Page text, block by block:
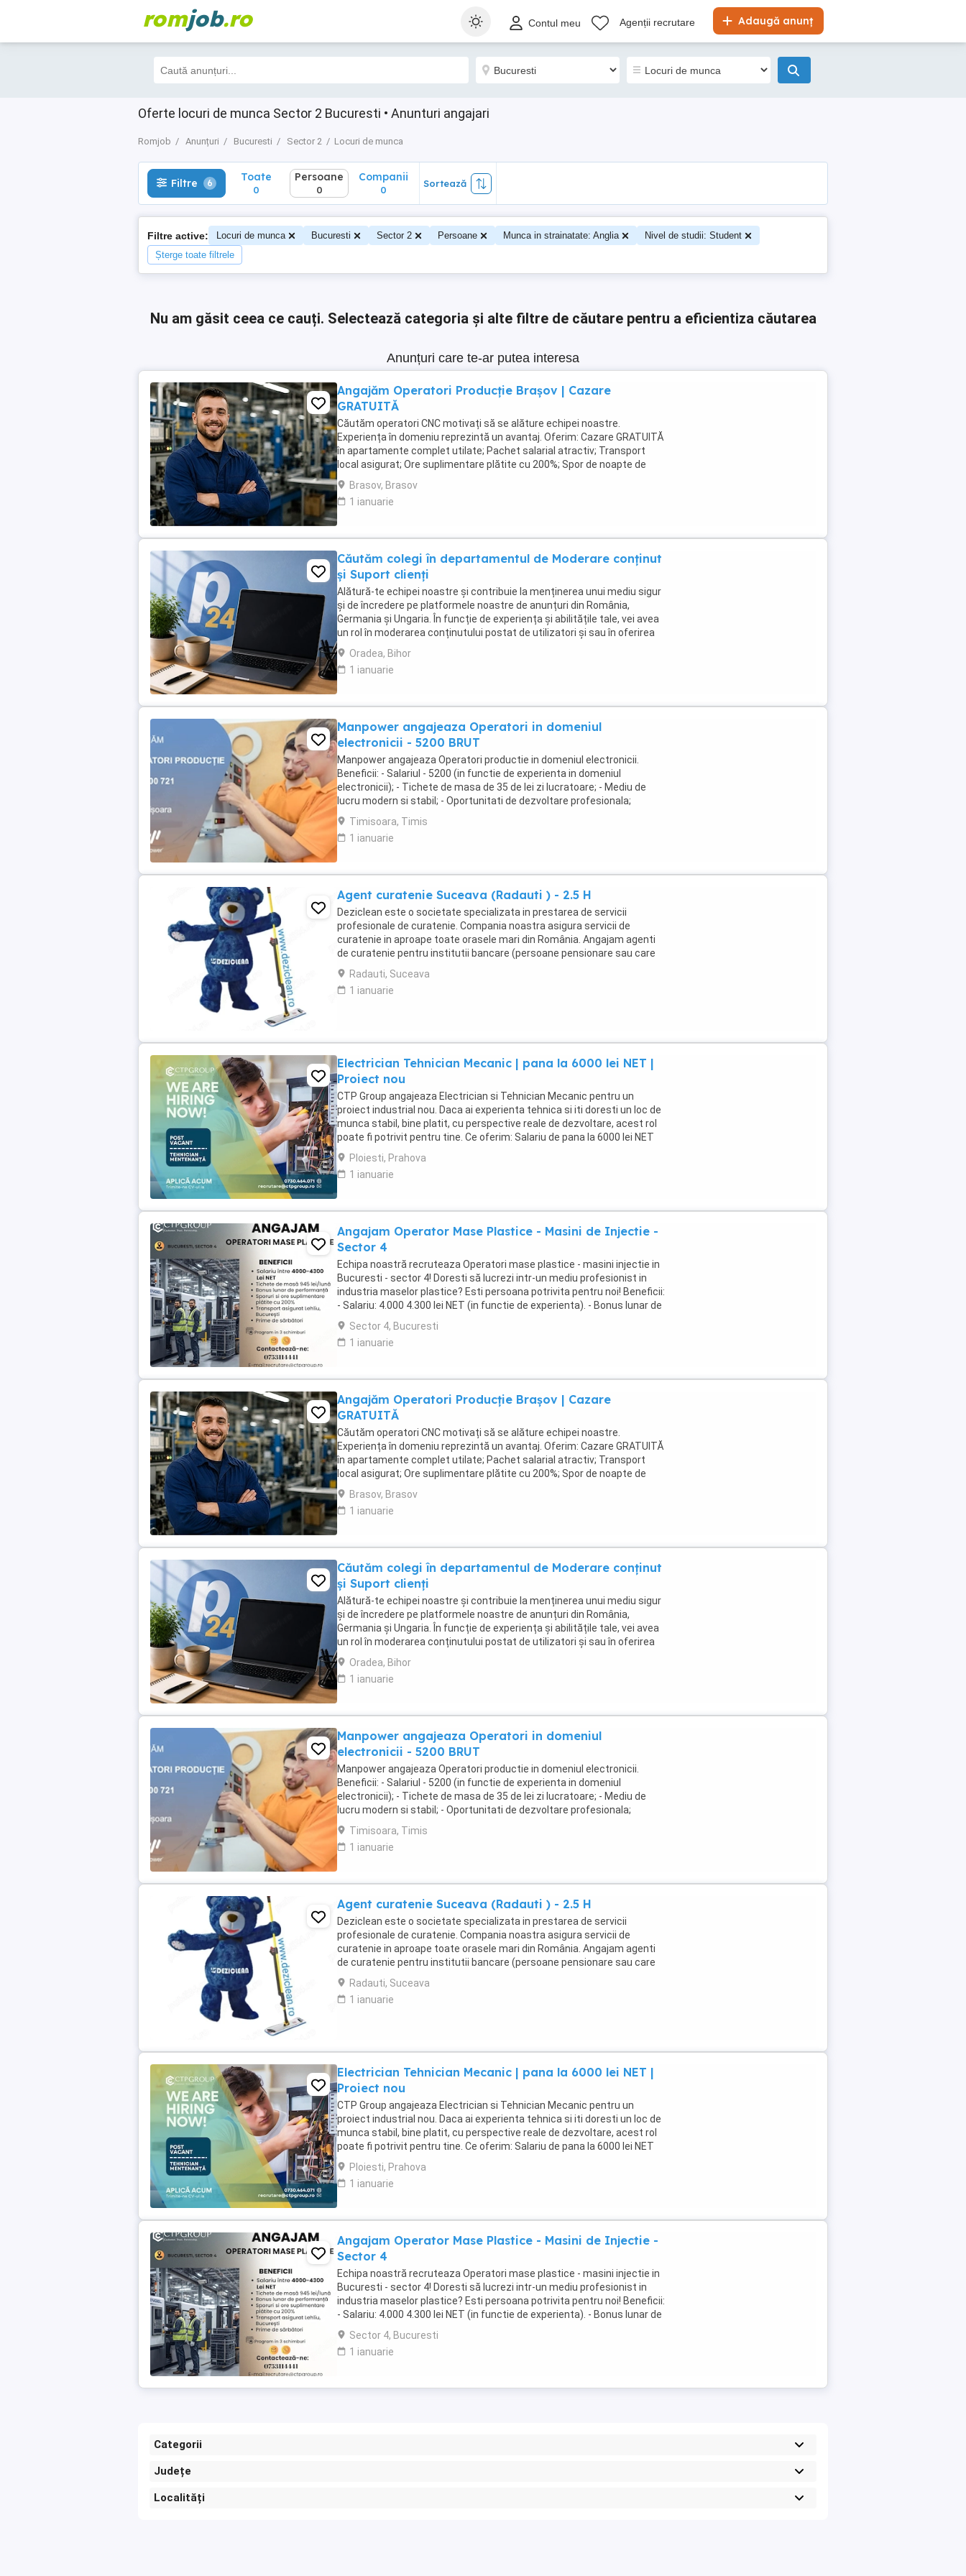
romjob.ro Adaugă anunț
Contul meu Agenții recrutare
Oferte locuri de munca Sector 2 Bucuresti • Anunturi angajari
Romjob Anunțuri Bucuresti Sector 2 Locuri de munca
Filtre 6 Toate
0
Filtre 6 Toate
0
Persoane
0
Companii
0
Sortează
Filtre active: Locuri de munca Bucuresti Sector 2 Persoane Munca in strainatate: Anglia
Nivel de studii: Student
Șterge toate filtrele
Nu am găsit ceea ce cauți. Selectează categoria și alte filtre de căutare pentru a eficientiza căutarea
Anunțuri care te-ar putea interesa
Angajăm Operatori Producție Brașov | Cazare
GRATUITĂ
Căutăm operatori CNC motivați să se alăture echipei noastre.
Experiența în domeniu reprezintă un avantaj. Oferim: Cazare GRATUITĂ
în apartamente complet utilate; Pachet salarial atractiv; Transport
local asigurat; Ore suplimentare plătite cu 200%; Spor de noapte de
25%; Prime de sărbători ...
Brasov, Brasov
1 ianuarie
Căutăm colegi în departamentul de Moderare conținut
și Suport clienți
Alătură-te echipei noastre și contribuie la menținerea unui mediu sigur
și de încredere pe platformele noastre de anunțuri din România,
Germania și Ungaria. În funcție de experiența și abilitățile tale, vei avea
un rol în moderarea conținutului postat de utilizatori și sau în oferirea
de suport clienților ...
Oradea, Bihor
1 ianuarie
Manpower angajeaza Operatori in domeniul
electronicii - 5200 BRUT
Manpower angajeaza Operatori productie in domeniul electronicii.
Beneficii: - Salariul - 5200 (in functie de experienta in domeniul
electronicii); - Tichete de masa de 35 de lei zi lucratoare; - Mediu de
lucru modern si stabil; - Oportunitati de dezvoltare profesionala;
Transportul este asigurat ...
Timisoara, Timis
1 ianuarie
Agent curatenie Suceava (Radauti ) - 2.5 H
Deziclean este o societate specializata in prestarea de servicii
profesionale de curatenie. Compania noastra asigura servicii de
curatenie in aproape toate orasele mari din România. Angajam agenti
de curatenie pentru institutii bancare (persoane pensionare sau care
mai lucreaza in alta parte). Program ...
Radauti, Suceava
1 ianuarie
Electrician Tehnician Mecanic | pana la 6000 lei NET |
Proiect nou
CTP Group angajeaza Electrician si Tehnician Mecanic pentru un
proiect industrial nou. Daca ai experienta tehnica si iti doresti un loc de
munca stabil, bine platit, cu perspective reale de dezvoltare, acest rol
poate fi potrivit pentru tine. Ce oferim: Salariu de pana la 6000 lei NET
(in functie ...
Ploiesti, Prahova
1 ianuarie
Angajam Operator Mase Plastice - Masini de Injectie -
Sector 4
Echipa noastră recruteaza Operatori mase plastice - masini injectie in
Bucuresti - sector 4! Doresti să lucrezi intr-un mediu profesionist in
industria maselor plastice? Esti persoana potrivita pentru noi! Beneficii:
- Salariu: 4.000 4.300 lei NET (in functie de experienta). - Bonus lunar de
performanta: ...
Sector 4, Bucuresti
1 ianuarie
Angajăm Operatori Producție Brașov | Cazare
GRATUITĂ
Căutăm operatori CNC motivați să se alăture echipei noastre.
Experiența în domeniu reprezintă un avantaj. Oferim: Cazare GRATUITĂ
în apartamente complet utilate; Pachet salarial atractiv; Transport
local asigurat; Ore suplimentare plătite cu 200%; Spor de noapte de
25%; Prime de sărbători ...
Brasov, Brasov
1 ianuarie
Căutăm colegi în departamentul de Moderare conținut
și Suport clienți
Alătură-te echipei noastre și contribuie la menținerea unui mediu sigur
și de încredere pe platformele noastre de anunțuri din România,
Germania și Ungaria. În funcție de experiența și abilitățile tale, vei avea
un rol în moderarea conținutului postat de utilizatori și sau în oferirea
de suport clienților ...
Oradea, Bihor
1 ianuarie
Manpower angajeaza Operatori in domeniul
electronicii - 5200 BRUT
Manpower angajeaza Operatori productie in domeniul electronicii.
Beneficii: - Salariul - 5200 (in functie de experienta in domeniul
electronicii); - Tichete de masa de 35 de lei zi lucratoare; - Mediu de
lucru modern si stabil; - Oportunitati de dezvoltare profesionala;
Transportul este asigurat ...
Timisoara, Timis
1 ianuarie
Agent curatenie Suceava (Radauti ) - 2.5 H
Deziclean este o societate specializata in prestarea de servicii
profesionale de curatenie. Compania noastra asigura servicii de
curatenie in aproape toate orasele mari din România. Angajam agenti
de curatenie pentru institutii bancare (persoane pensionare sau care
mai lucreaza in alta parte). Program ...
Radauti, Suceava
1 ianuarie
Electrician Tehnician Mecanic | pana la 6000 lei NET |
Proiect nou
CTP Group angajeaza Electrician si Tehnician Mecanic pentru un
proiect industrial nou. Daca ai experienta tehnica si iti doresti un loc de
munca stabil, bine platit, cu perspective reale de dezvoltare, acest rol
poate fi potrivit pentru tine. Ce oferim: Salariu de pana la 6000 lei NET
(in functie ...
Ploiesti, Prahova
1 ianuarie
Angajam Operator Mase Plastice - Masini de Injectie -
Sector 4
Echipa noastră recruteaza Operatori mase plastice - masini injectie in
Bucuresti - sector 4! Doresti să lucrezi intr-un mediu profesionist in
industria maselor plastice? Esti persoana potrivita pentru noi! Beneficii:
- Salariu: 4.000 4.300 lei NET (in functie de experienta). - Bonus lunar de
performanta: ...
Sector 4, Bucuresti
1 ianuarie
Categorii
Județe
Localități